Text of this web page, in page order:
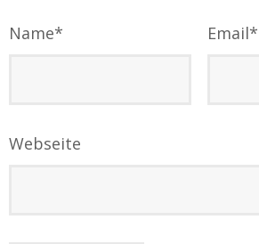
Name* Email*
Webseite